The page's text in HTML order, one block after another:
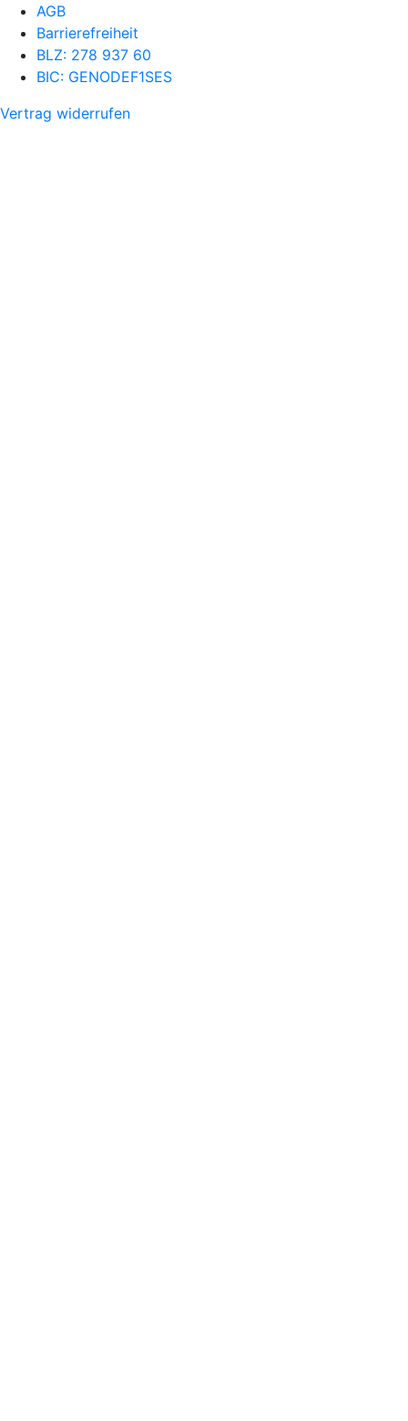
AGB
Barrierefreiheit
BLZ: 278 937 60
BIC: GENODEF1SES
Vertrag widerrufen